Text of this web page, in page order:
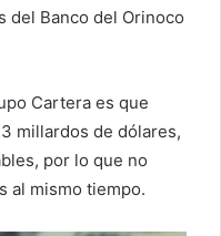
del Banco del Orinoco
Cartera es que
millardos de dólares,
por lo que no
al mismo tiempo.